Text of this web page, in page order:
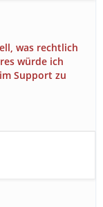
was rechtlich
würde ich
Support zu